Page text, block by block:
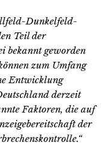
Dunkelfeld-
Teil der
bekannt geworden
zum Umfang
Entwicklung
derzeit
Faktoren, die auf
der